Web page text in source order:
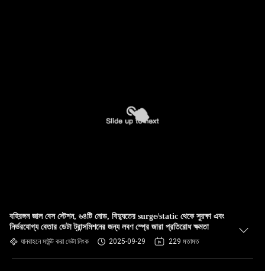
বহিরঙ্গন জাল বেস স্টেশন, ৬৪টি নোড, বিদ্যুতের surge/static থেকে সুরক্ষা এবং
নির্ভরযোগ্য বেতার ডেটা ট্রান্সমিশনের জন্য লবণ স্প্রে জারা প্রতিরোধ ক্ষমতা
যানবাহনে মাউন্ট করা ডেটা লিংক 2025-09-29 229 মতামত